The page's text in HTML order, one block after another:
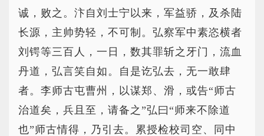
诚，败之。汴自刘士宁以来，军益骄，及杀陆
长源，主帅势轻，不可制。弘察军中素恣横者
刘锷等三百人，一日，数其罪斩之牙门，流血
丹道，弘言笑自如。自是讫弘去，无一敢肆
者。李师古屯曹州，以谋郑、滑，或告“师古
治道矣，兵且至，请备之”弘曰“师来不除道
也”师古情得，乃引去。累授检校司空、同中